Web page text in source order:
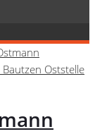
Oststelle